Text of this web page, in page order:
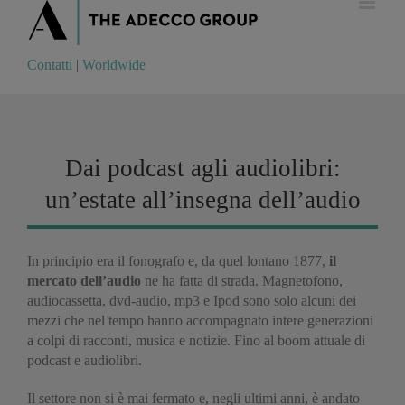
Contatti Worldwide
Contatti | Worldwide
Dai podcast agli audiolibri:
un’estate all’insegna dell’audio
In principio era il fonografo e, da quel lontano 1877, il
mercato dell’audio ne ha fatta di strada. Magnetofono,
audiocassetta, dvd-audio, mp3 e Ipod sono solo alcuni dei
mezzi che nel tempo hanno accompagnato intere generazioni
a colpi di racconti, musica e notizie. Fino al boom attuale di
podcast e audiolibri.
Il settore non si è mai fermato e, negli ultimi anni, è andato